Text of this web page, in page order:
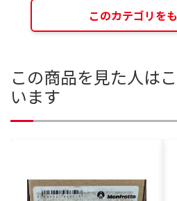
このカテゴリを
この商品を見た人は
います